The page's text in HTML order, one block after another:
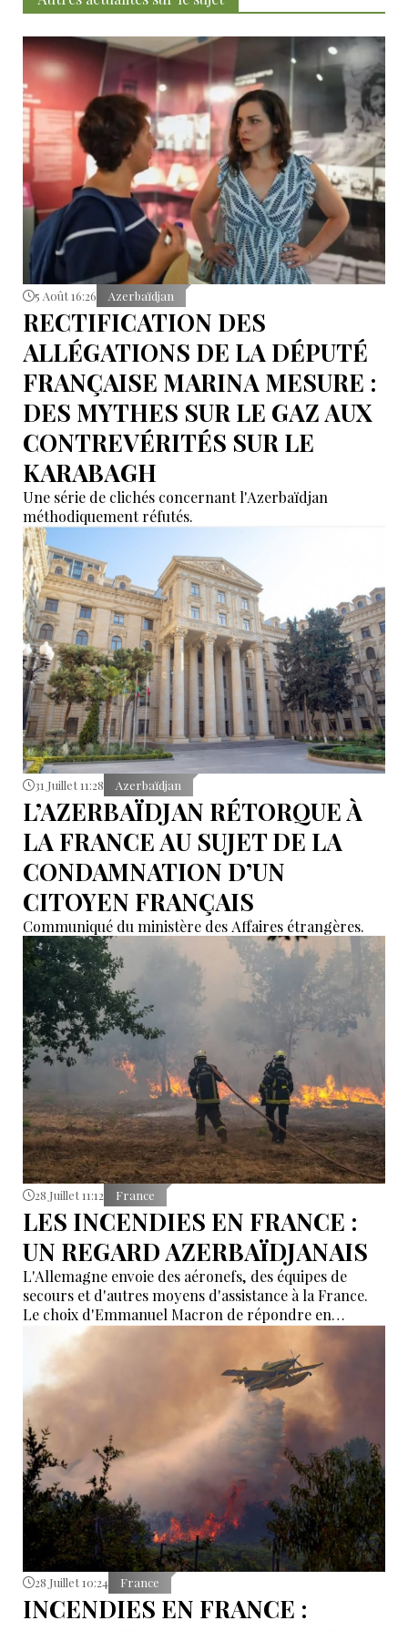
5 Août 16:26 Azerbaïdjan
RECTIFICATION DES
ALLÉGATIONS DE LA DÉPUTÉ
FRANÇAISE MARINA MESURE :
DES MYTHES SUR LE GAZ AUX
CONTREVÉRITÉS SUR LE
KARABAGH
Une série de clichés concernant l'Azerbaïdjan
méthodiquement réfutés.
31 Juillet 11:28 Azerbaïdjan
L’AZERBAÏDJAN RÉTORQUE À
LA FRANCE AU SUJET DE LA
CONDAMNATION D’UN
CITOYEN FRANÇAIS
Communiqué du ministère des Affaires étrangères.
28 Juillet 11:12 France
LES INCENDIES EN FRANCE :
UN REGARD AZERBAÏDJANAIS
L'Allemagne envoie des aéronefs, des équipes de
secours et d'autres moyens d'assistance à la France.
Le choix d'Emmanuel Macron de répondre en
allemand a eu une portée symbolique.
28 Juillet 10:24 France
INCENDIES EN FRANCE :